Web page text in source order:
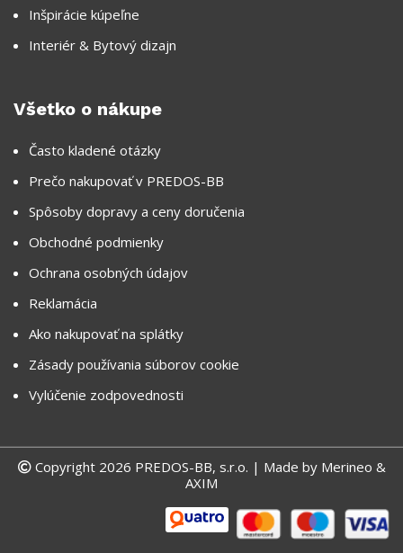
Inšpirácie kúpeľne
Interiér & Bytový dizajn
Všetko o nákupe
Často kladené otázky
Prečo nakupovať v PREDOS-BB
Spôsoby dopravy a ceny doručenia
Obchodné podmienky
Ochrana osobných údajov
Reklamácia
Ako nakupovať na splátky
Zásady používania súborov cookie
Vylúčenie zodpovednosti
Copyright 2026 PREDOS-BB, s.r.o. | Made by Merineo &
AXIM